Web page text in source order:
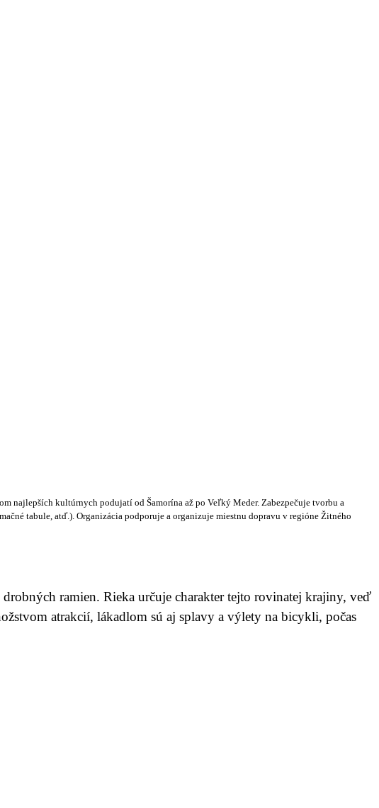
najlepších kultúrnych podujatí od Šamorína až po Veľký Meder. Zabezpečuje tvorbu a
tabule, atď.). Organizácia podporuje a organizuje miestnu dopravu v regióne Žitného
ramien. Rieka určuje charakter tejto rovinatej krajiny, veď
atrakcií, lákadlom sú aj splavy a výlety na bicykli, počas